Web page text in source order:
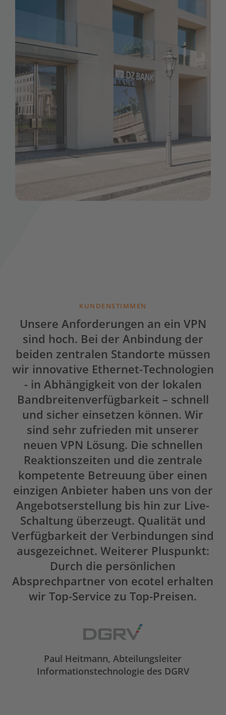
KUNDENSTIMMEN
Unsere Anforderungen an ein VPN
sind hoch. Bei der Anbindung der
beiden zentralen Standorte müssen
wir innovative Ethernet-Technologien
- in Abhängigkeit von der lokalen
Bandbreitenverfügbarkeit – schnell
und sicher einsetzen können. Wir
sind sehr zufrieden mit unserer
neuen VPN Lösung. Die schnellen
Reaktionszeiten und die zentrale
kompetente Betreuung über einen
einzigen Anbieter haben uns von der
Angebotserstellung bis hin zur Live-
Schaltung überzeugt. Qualität und
Verfügbarkeit der Verbindungen sind
ausgezeichnet. Weiterer Pluspunkt:
Durch die persönlichen
Absprechpartner von ecotel erhalten
wir Top-Service zu Top-Preisen.
Paul Heitmann, Abteilungsleiter
Informationstechnologie des DGRV